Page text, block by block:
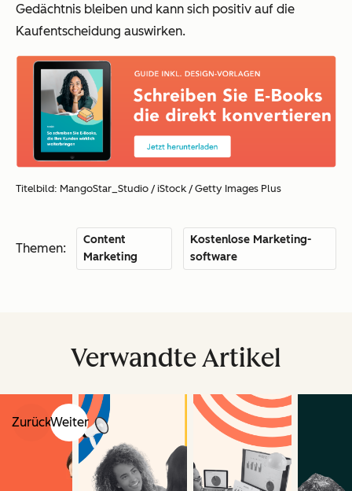
Gedächtnis bleiben und kann sich positiv auf die
Kaufentscheidung auswirken.
Titelbild: MangoStar_Studio / iStock / Getty Images Plus
Themen:
Content
Marketing
Kostenlose Marketing-
software
Verwandte Artikel
ZurückWeiter